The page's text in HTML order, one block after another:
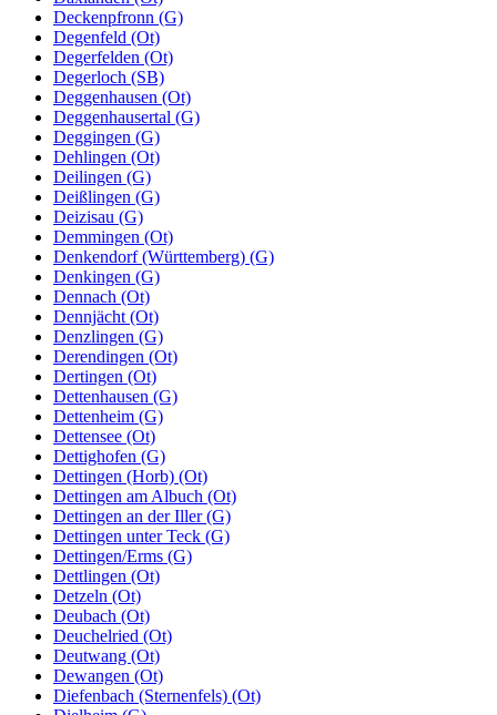
Deckenpfronn (G)
Degenfeld (Ot)
Degerfelden (Ot)
Degerloch (SB)
Deggenhausen (Ot)
Deggenhausertal (G)
Deggingen (G)
Dehlingen (Ot)
Deilingen (G)
Deißlingen (G)
Deizisau (G)
Demmingen (Ot)
Denkendorf (Württemberg) (G)
Denkingen (G)
Dennach (Ot)
Dennjächt (Ot)
Denzlingen (G)
Derendingen (Ot)
Dertingen (Ot)
Dettenhausen (G)
Dettenheim (G)
Dettensee (Ot)
Dettighofen (G)
Dettingen (Horb) (Ot)
Dettingen am Albuch (Ot)
Dettingen an der Iller (G)
Dettingen unter Teck (G)
Dettingen/Erms (G)
Dettlingen (Ot)
Detzeln (Ot)
Deubach (Ot)
Deuchelried (Ot)
Deutwang (Ot)
Dewangen (Ot)
Diefenbach (Sternenfels) (Ot)